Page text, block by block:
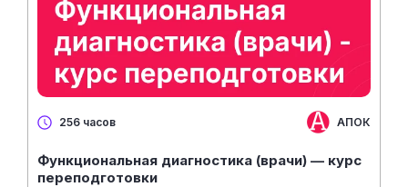
256 часов АПОК
Функциональная диагностика (врачи) — курс
переподготовки